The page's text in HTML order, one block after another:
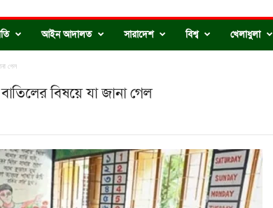
আইন আদালত সারাদেশ বিশ্ব খেলাধুলা
গেল
বাতিলের বিষয়ে যা জানা গেল